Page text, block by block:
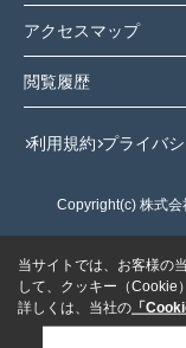
アクセスマップ
閲覧履歴
利用規約 プライバ
Copyright(c) 株式
当サイトでは、お客様の
して、クッキー（Cookie
詳しくは、当社の 「